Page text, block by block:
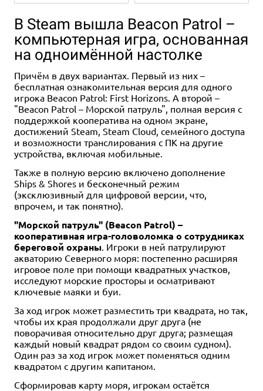
60-120 14+
Ужас Аркхэма. Карточная
игра (2018)
2 990 ₽
Уведомить о наличии
В Steam вышла Beacon Patrol –
компьютерная игра, основанная
на одноимённой настолке
Причём в двух вариантах. Первый из них –
бесплатная ознакомительная версия для одного
игрока Beacon Patrol: First Horizons. А второй –
"Beacon Patrol – Морской патруль", полная версия с
поддержкой кооператива на одном экране,
достижений Steam, Steam Cloud, семейного доступа
и возможности транслирования с ПК на другие
устройства, включая мобильные.
Также в полную версию включено дополнение
Ships & Shores и бесконечный режим
(эксклюзивный для цифровой версии, что,
впрочем, и так понятно).
"Морской патруль" (Beacon Patrol) –
кооперативная игра-головоломка о сотрудниках
береговой охраны . Игроки в ней патрулируют
акваторию Северного моря: постепенно расширяя
игровое поле при помощи квадратных участков,
исследуют морские просторы и осматривают
ключевые маяки и буи.
За ход игрок может разместить три квадрата, но так,
чтобы их края продолжали друг друга (не
поворачивая относительно друг друга; размещая
каждый новый квадрат рядом со своим судном).
Один раз за ход игрок может поменяться одним
квадратом с другим капитаном.
Сформировав карту моря, игрокам остаётся